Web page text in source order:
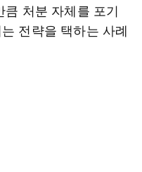
처분 자체를 포기
전략을 택하는 사례